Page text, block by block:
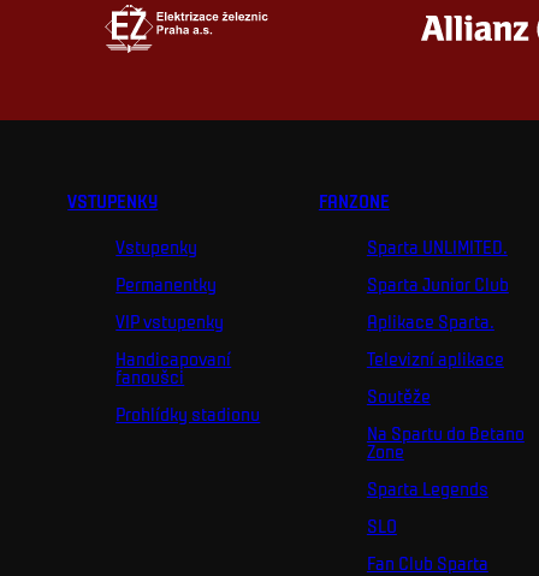
VSTUPENKY
Vstupenky
Permanentky
VIP vstupenky
Handicapovaní
fanoušci
Prohlídky stadionu
FANZONE
Sparta UNLIMITED.
Sparta Junior Club
Aplikace Sparta.
Televizní aplikace
Soutěže
Na Spartu do Betano
Zone
Sparta Legends
SLO
Fan Club Sparta